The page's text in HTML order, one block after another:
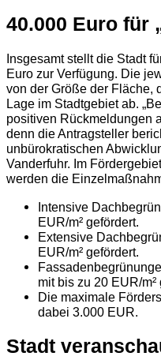
40.000 Euro für
Insgesamt stellt die Stadt
Euro zur Verfügung. Die
von der Größe der Fläche,
Lage im Stadtgebiet ab.
positiven Rückmeldungen
denn die Antragsteller
unbürokratischen
Vanderfuhr. Im
werden die
Intensive
EUR/m² gefördert.
Extensive
EUR/m² gefördert.
mit bis zu 20 EUR/m²
Die maximale
dabei 3.000 EUR.
Stadt